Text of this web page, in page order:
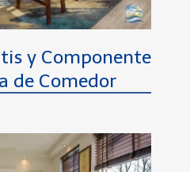
y Componente
de Comedor